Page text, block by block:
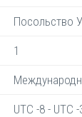
Посольство
1
UTC -8 - UTC -